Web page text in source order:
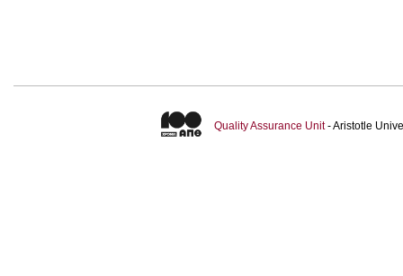
Quality Assurance Unit- Aristotle